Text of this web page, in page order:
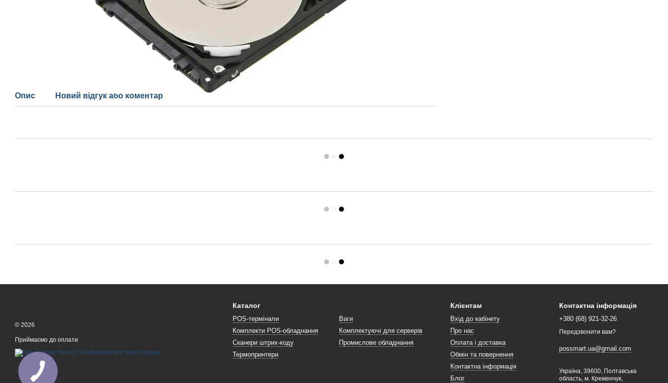
Опис Новий відгук або коментар
© 2026
Приймаємо до оплати
Каталог
POS-термінали
Комплекти POS-обладнання
Сканери штрих-коду
Термопринтери
Ваги
Комплектуючі для серверів
Промислове обладнання
Клієнтам
Вхід до кабінету
Про нас
Оплата і доставка
Обмін та повернення
Контактна інформація
Блог
Контактна інформація
+380 (68) 921-32-26
Передзвонити вам?
possmart.ua@gmail.com
Україна, 39600, Полтавська
область, м. Кременчук,